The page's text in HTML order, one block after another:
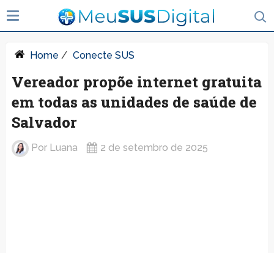
Home / Conecte SUS
Vereador propõe internet gratuita
em todas as unidades de saúde de
Salvador
Por Luana 2 de setembro de 2025